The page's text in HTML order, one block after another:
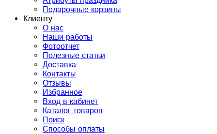
Подарочные корзины
Клиенту
О нас
Наши работы
Фотоотчет
Полезные статьи
Доставка
Контакты
Отзывы
Избранное
Вход в кабинет
Каталог товаров
Поиск
Способы оплаты